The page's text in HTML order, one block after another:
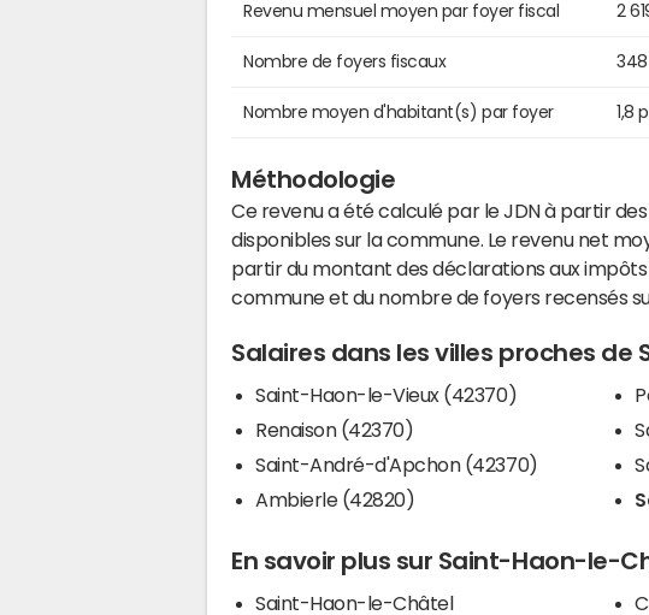
Revenu mensuel moyen par foyer fiscal 2
Nombre de foyers fiscaux
Nombre moyen d'habitant(s) par foyer 1,8
Méthodologie
Ce revenu a été calculé par le JDN à partir
disponibles sur la commune. Le revenu net
partir du montant des déclarations aux impôts
commune et du nombre de foyers recensés
Salaires dans les villes proches
Saint-Haon-le-Vieux (42370)
Renaison (42370)
Saint-André-d'Apchon (42370)
Ambierle (42820)
En savoir plus sur Saint-Haon-le-
Saint-Haon-le-Châtel